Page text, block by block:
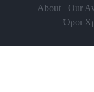
About Our
Όροι